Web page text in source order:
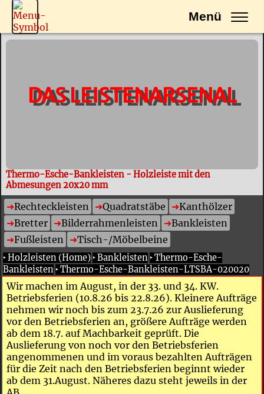
Menü
DAS LEISTENARSENAL
Thermo-Esche-Bankleisten - Holzleiste mit den
Abmesungen 20x20 mm
Rechteckleisten Quadratstäbe
Kanthölzer
Bretter
Bilderrahmenleisten
Bankleisten
Fußleisten
Tisch-/Möbelbeine
‣Holzleisten (Home) ‣Bankleisten ‣Thermo-Esche-
Bankleisten ‣Thermo-Esche-Bankleisten-LTSBA-020020
Wir machen im August, in der 33. und 34. KW.
Betriebsferien (10.8.26 bis 22.8.26). Kleinere Aufträge
nehmen wir noch bis zum 23.7.26 zur Auslieferung
vor den Betriebsferien an, größere Aufträge werden
ab dem 18.7. auf Machbarkeit geprüft. Die
Auslieferung von noch vor den Betriebsferien
angenommenen und im voraus bezahlten Aufträgen
für die Zeit nach den Betriebsferien beginnt wieder
ab dem 31.August. Näheres dazu steht jeweils in der